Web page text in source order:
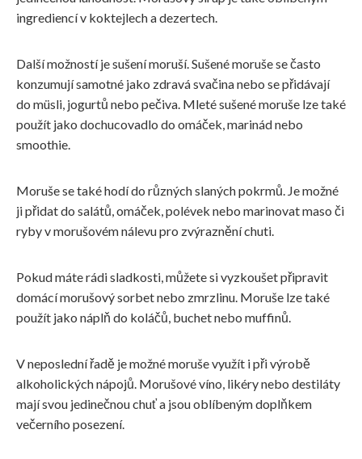
ingrediencí v koktejlech a dezertech.
Další možností je sušení moruší. Sušené moruše se často
konzumují samotné jako zdravá svačina nebo se přidávají
do müsli, jogurtů nebo pečiva. Mleté sušené moruše lze také
použít jako dochucovadlo do omáček, marinád nebo
smoothie.
Moruše se také hodí do různých slaných pokrmů. Je možné
ji přidat do salátů, omáček, polévek nebo marinovat maso či
ryby v morušovém nálevu pro zvýraznění chuti.
Pokud máte rádi sladkosti, můžete si vyzkoušet připravit
domácí morušový sorbet nebo zmrzlinu. Moruše lze také
použít jako náplň do koláčů, buchet nebo muffinů.
V neposlední řadě je možné moruše využít i při výrobě
alkoholických nápojů. Morušové víno, likéry nebo destiláty
mají svou jedinečnou chuť a jsou oblíbeným doplňkem
večerního posezení.